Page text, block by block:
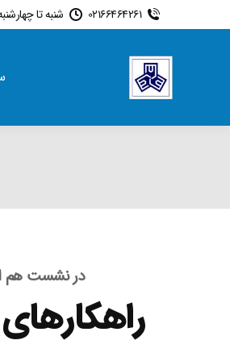
02166464261 شنبه تا چهارشنبه 8
در نشست هم